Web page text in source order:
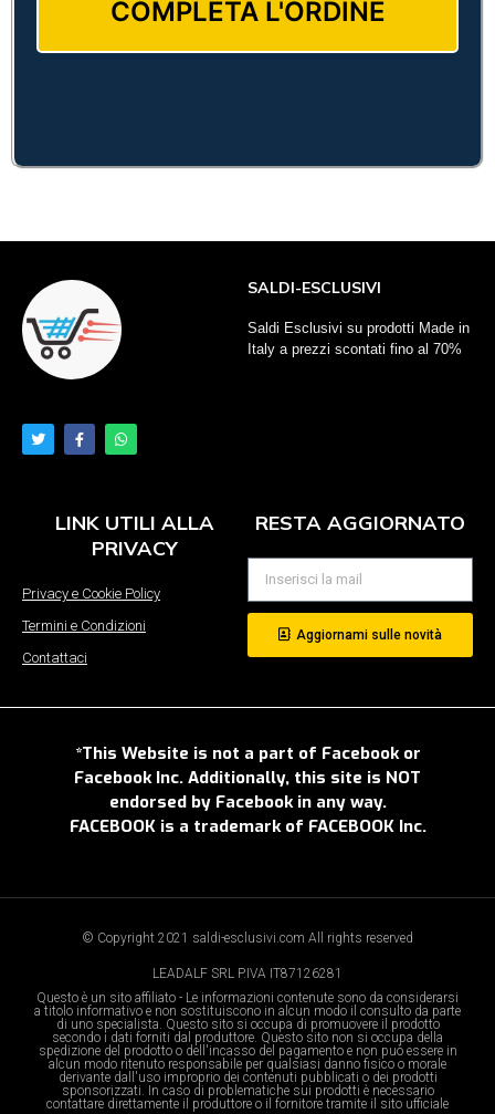
SALDI-ESCLUSIVI
Saldi Esclusivi su prodotti Made in
Italy a prezzi scontati fino al 70%
LINK UTILI ALLA
PRIVACY
Privacy e Cookie Policy
Termini e Condizioni
Contattaci
RESTA AGGIORNATO
Aggiornami sulle novità
*This Website is not a part of Facebook or
Facebook Inc. Additionally, this site is NOT
endorsed by Facebook in any way.
FACEBOOK is a trademark of FACEBOOK Inc.
© Copyright 2021 saldi-esclusivi.com All rights reserved
LEADALF SRL P.IVA IT87126281
Questo è un sito affiliato - Le informazioni contenute sono da considerarsi
a titolo informativo e non sostituiscono in alcun modo il consulto da parte
di uno specialista. Questo sito si occupa di promuovere il prodotto
secondo i dati forniti dal produttore. Questo sito non si occupa della
spedizione del prodotto o dell'incasso del pagamento e non può essere in
alcun modo ritenuto responsabile per qualsiasi danno fisico o morale
derivante dall'uso improprio dei contenuti pubblicati o dei prodotti
sponsorizzati. In caso di problematiche sui prodotti è necessario
contattare direttamente il produttore o il fornitore tramite il sito ufficiale